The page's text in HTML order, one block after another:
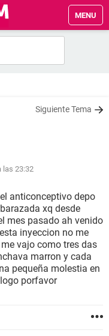
MENU
Siguiente Tema
las 23:32
anticonceptivo depo
xq desde
mes pasado ah venido
inyeccion no me
vajo como tres das
marron y cada
pequeña molestia en
porfavor